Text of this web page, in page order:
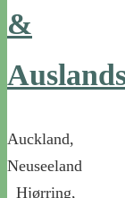
&
Auckland,
Neuseeland
Hjørring,